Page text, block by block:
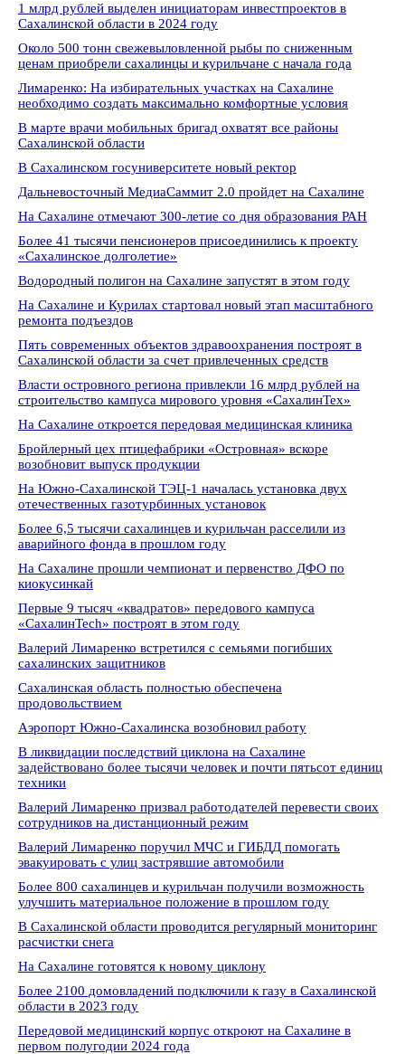
1 млрд рублей выделен инициаторам инвестпроектов в
Сахалинской области в 2024 году
Около 500 тонн свежевыловленной рыбы по сниженным
ценам приобрели сахалинцы и курильчане с начала года
Лимаренко: На избирательных участках на Сахалине
необходимо создать максимально комфортные условия
В марте врачи мобильных бригад охватят все районы
Сахалинской области
В Сахалинском госуниверситете новый ректор
Дальневосточный МедиаСаммит 2.0 пройдет на Сахалине
На Сахалине отмечают 300-летие со дня образования РАН
Более 41 тысячи пенсионеров присоединились к проекту
«Сахалинское долголетие»
Водородный полигон на Сахалине запустят в этом году
На Сахалине и Курилах стартовал новый этап масштабного
ремонта подъездов
Пять современных объектов здравоохранения построят в
Сахалинской области за счет привлеченных средств
Власти островного региона привлекли 16 млрд рублей на
строительство кампуса мирового уровня «СахалинТех»
На Сахалине откроется передовая медицинская клиника
Бройлерный цех птицефабрики «Островная» вскоре
возобновит выпуск продукции
На Южно-Сахалинской ТЭЦ-1 началась установка двух
отечественных газотурбинных установок
Более 6,5 тысячи сахалинцев и курильчан расселили из
аварийного фонда в прошлом году
На Сахалине прошли чемпионат и первенство ДФО по
киокусинкай
Первые 9 тысяч «квадратов» передового кампуса
«СахалинTech» построят в этом году
Валерий Лимаренко встретился с семьями погибших
сахалинских защитников
Сахалинская область полностью обеспечена
продовольствием
Аэропорт Южно-Сахалинска возобновил работу
В ликвидации последствий циклона на Сахалине
задействовано более тысячи человек и почти пятьсот единиц
техники
Валерий Лимаренко призвал работодателей перевести своих
сотрудников на дистанционный режим
Валерий Лимаренко поручил МЧС и ГИБДД помогать
эвакуировать с улиц застрявшие автомобили
Более 800 сахалинцев и курильчан получили возможность
улучшить материальное положение в прошлом году
В Сахалинской области проводится регулярный мониторинг
расчистки снега
На Сахалине готовятся к новому циклону
Более 2100 домовладений подключили к газу в Сахалинской
области в 2023 году
Передовой медицинский корпус откроют на Сахалине в
первом полугодии 2024 года